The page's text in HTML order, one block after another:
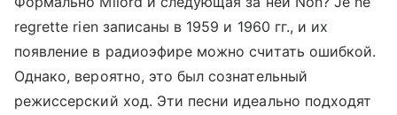
regrette rien записаны в 1959 и 1960 гг., и их
появление в радиоэфире можно считать ошибкой.
Однако, вероятно, это был сознательный
режиссерский ход. Эти песни идеально подходят